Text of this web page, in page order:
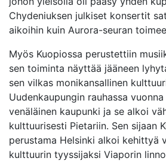
Chydeniuksen julkiset konsertit
aikoihin kuin Aurora-seuran
Myös Kuopiossa perustettiin
sen toiminta näyttää jääneen
sen vilkas monikansallinen
Uudenkaupungin rauhassa
venäläinen kaupunki ja se alkoi
kulttuurisesti Pietariin. Sen sijaan
perustama Helsinki alkoi kehittyä
kulttuurin tyyssijaksi Viaporin